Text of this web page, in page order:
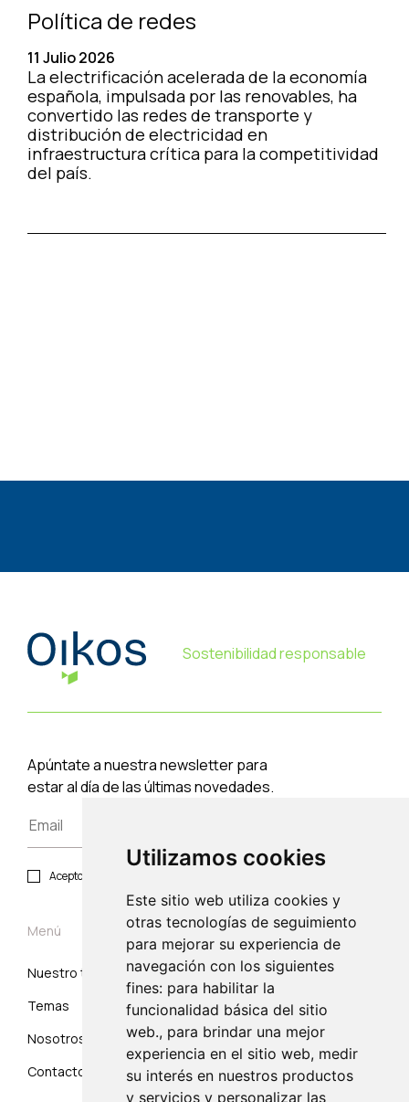
Utilizamos cookies
Este sitio web utiliza cookies y
otras tecnologías de seguimiento
para mejorar su experiencia de
navegación con los siguientes
fines: para habilitar la
funcionalidad básica del sitio
web., para brindar una mejor
experiencia en el sitio web, medir
su interés en nuestros productos
y servicios y personalizar las
Política de redes
11 Julio 2026
La electrificación acelerada de la economía
española, impulsada por las renovables, ha
convertido las redes de transporte y
distribución de electricidad en
infraestructura crítica para la competitividad
del país.
Sostenibilidad responsable
Apúntate a nuestra newsletter para
estar al día de las últimas novedades.
Acepto política de privacidad y protección de datos.
Menú
Nuestro trabajo
Temas
Nosotros
Contacto
Suscribirse
Correo electrónico